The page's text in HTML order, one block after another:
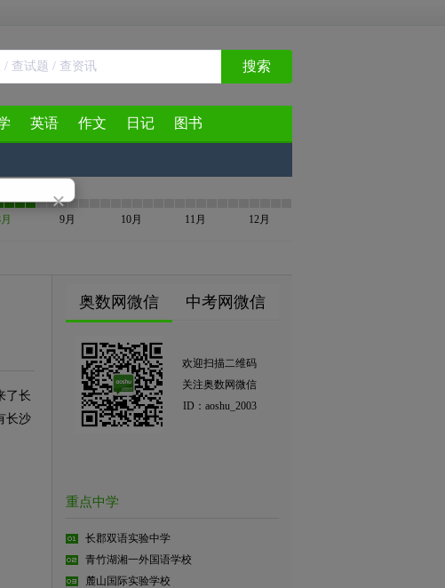
×
搜索
英语 作文 日记 图书
9月 10月 11月 12月
了长
长沙
奥数网微信 中考网微信
欢迎扫描二维码
关注奥数网微信
ID：aoshu_2003
重点中学
长郡双语实验中学
青竹湖湘一外国语学校
麓山国际实验学校